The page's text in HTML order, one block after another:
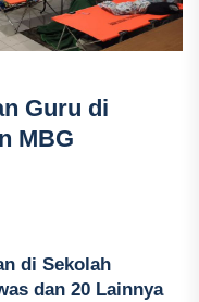
Guru di
MBG
di Sekolah
dan 20 Lainnya